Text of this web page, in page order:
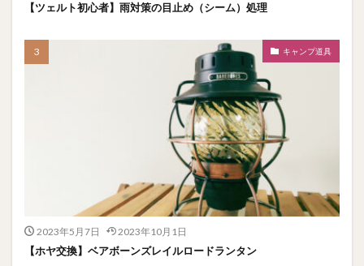
【ツェルト初心者】雨対策の目止め（シーム）処理
キャンプ道具
2023年5月7日 2023年10月1日
【ホヤ交換】ベアボーンズレイルロードランタン